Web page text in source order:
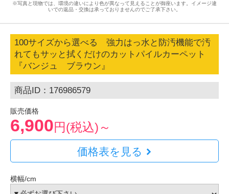
※写真と現物では、環境の違いにより色が異なって見えることが御座います。イメージ違
いでの返品・交換は承っておりませんのでご了承下さい。
100サイズから選べる 強力はっ水と防汚機能で汚
れてもサッと拭くだけのカットパイルカーペット
『バンジュ ブラウン』
商品ID：176986579
販売価格
6,900円(税込)～
価格表を見る
横幅/cm